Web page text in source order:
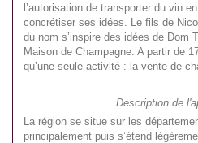
l’autorisation de transporter du vin
concrétiser ses idées. Le fils de
du nom s’inspire des idées de Dom
Maison de Champagne. A partir de
qu’une seule activité : la vente de
Description de
La région se situe sur les
principalement puis s’étend